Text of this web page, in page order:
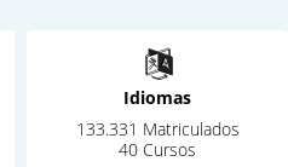
Idiomas
133.331 Matriculados
40 Cursos